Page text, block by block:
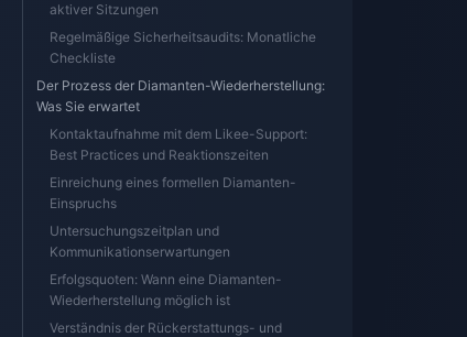
aktiver Sitzungen
Regelmäßige Sicherheitsaudits: Monatliche
Checkliste
Der Prozess der Diamanten-Wiederherstellung:
Was Sie erwartet
Kontaktaufnahme mit dem Likee-Support:
Best Practices und Reaktionszeiten
Einreichung eines formellen Diamanten-
Einspruchs
Untersuchungszeitplan und
Kommunikationserwartungen
Erfolgsquoten: Wann eine Diamanten-
Wiederherstellung möglich ist
Verständnis der Rückerstattungs- und